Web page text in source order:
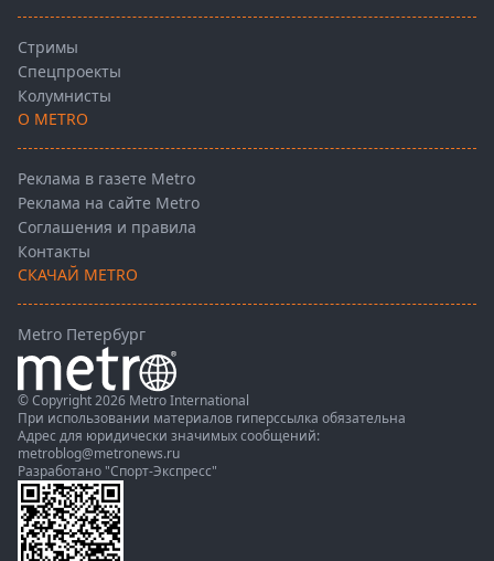
Стримы
Спецпроекты
Колумнисты
О METRO
Реклама в газете Metro
Реклама на сайте Metro
Соглашения и правила
Контакты
СКАЧАЙ METRO
Metro Петербург
© Copyright 2026 Metro International
При использовании материалов гиперссылка обязательна
Адрес для юридически значимых сообщений:
metroblog@metronews.ru
Разработано "Спорт-Экспресс"